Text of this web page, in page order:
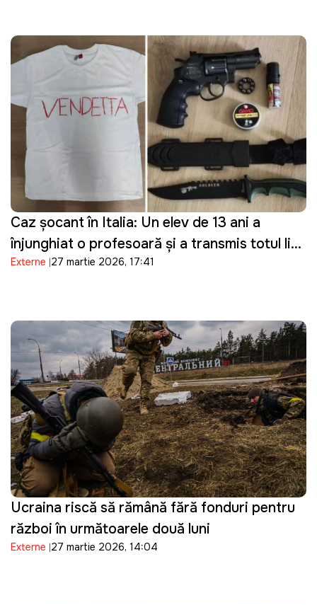
Caz șocant în Italia: Un elev de 13 ani a
înjunghiat o profesoară și a transmis totul live
pe Telegram
Externe 27 martie 2026, 17:41
Ucraina riscă să rămână fără fonduri pentru
război în următoarele două luni
Externe 27 martie 2026, 14:04